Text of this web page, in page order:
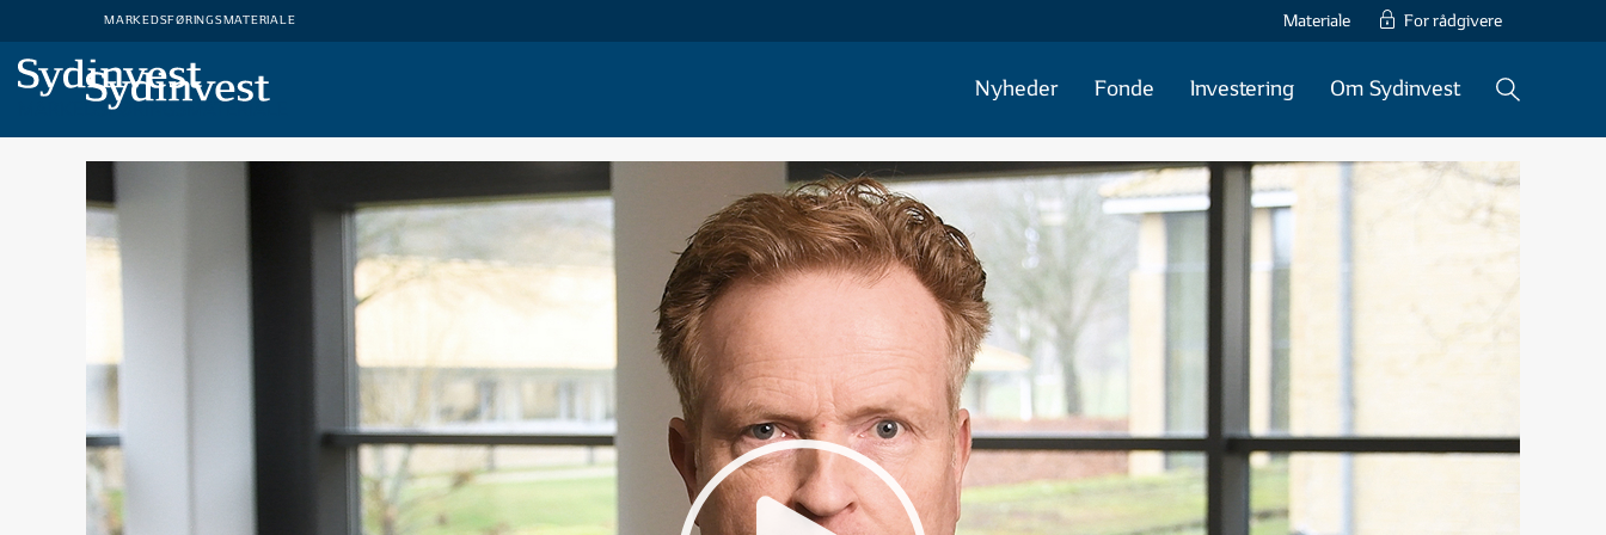
MARKEDSFØRINGSMATERIALE Materiale For rådgivere
MARKEDSFØRINGSMATERIALE
Nyheder Fonde Investering Om Sydinvest